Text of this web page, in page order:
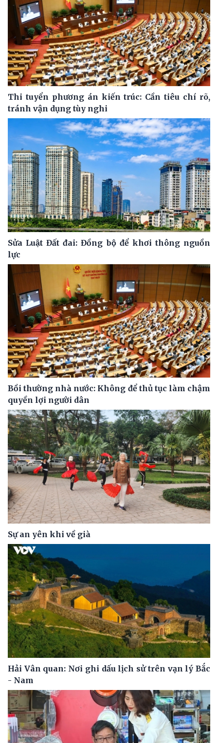
Thi tuyển phương án kiến trúc: Cần tiêu chí rõ,
tránh vận dụng tùy nghi
Sửa Luật Đất đai: Đồng bộ để khơi thông nguồn
lực
Bồi thường nhà nước: Không để thủ tục làm chậm
quyền lợi người dân
Sự an yên khi về già
Hải Vân quan: Nơi ghi dấu lịch sử trên vạn lý Bắc
- Nam